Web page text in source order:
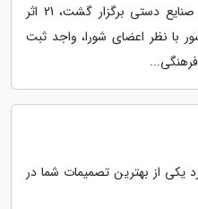
وزارت میراث فرهنگی، گردشگری و صنایع دستی برگزار گشت، 21 اثر
با نظر اعضای شورا، واجد ثبت
از بهترین تصمیمات شما در